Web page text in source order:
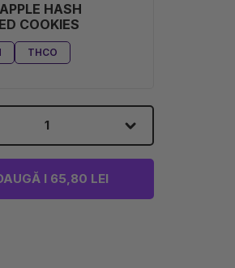
HASH
COOKIES
THCO
1
I 65,80 LEI